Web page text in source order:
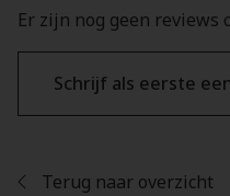
Er zijn nog geen reviews
Schrijf als eerste
Terug naar overzicht